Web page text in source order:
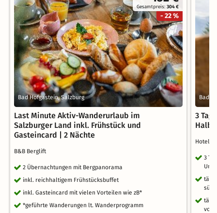
Gesamtpreis:304 €
- 22 %
Bad Hofgastein, Salzburg
Last Minute Aktiv-Wanderurlaub im
Salzburger Land inkl. Frühstück und
Gasteincard | 2 Nächte
B&B Berglift
2 Übernachtungen mit Bergpanorama
inkl. reichhaltigem Frühstücksbuffet
inkl. Gasteincard mit vielen Vorteilen wie zB*
*geführte Wanderungen lt. Wanderprogramm
Bad
3
Hotel
3
von